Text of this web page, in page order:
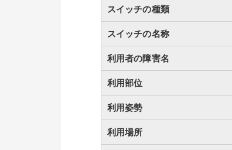
スイッチの種類
スイッチの名称
利用者の障害名
利用部位
利用姿勢
利用場所